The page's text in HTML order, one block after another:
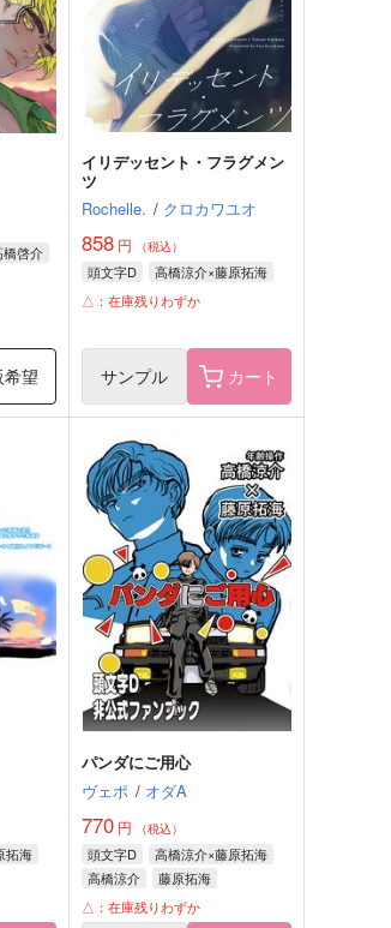
橋啓介
望
イリデッセント・フラグメン
ツ
Rochelle. / クロカワユオ
858 円 （税込）
頭文字D
高橋涼介×藤原拓海
△：在庫残りわずか
サンプル カート
拓海
パンダにご用心
ヴェポ / オダA
770 円 （税込）
頭文字D
高橋涼介×藤原拓海
高橋涼介
藤原拓海
△：在庫残りわずか